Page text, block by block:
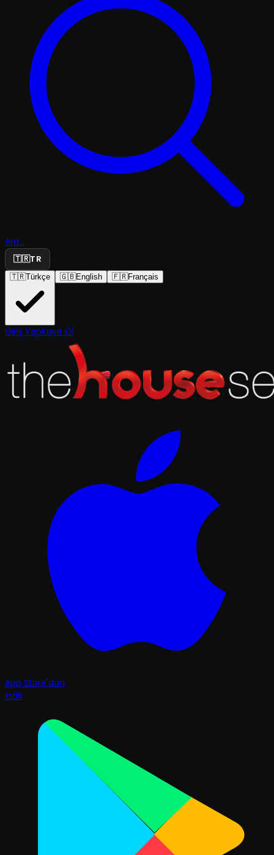
Ara...
🇹🇷TR
🇹🇷Türkçe 🇬🇧English 🇫🇷Français
Giriş YapKayıt Ol
App Store'dan
İndir